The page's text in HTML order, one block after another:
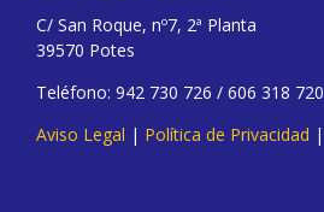
C/ San Roque, nº7, 2ª Planta
39570 Potes
Teléfono: 942 730 726 / 606 318 720
Aviso Legal | Política de Privacidad |